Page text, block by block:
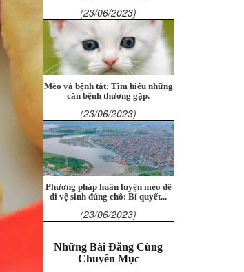
(23/06/2023)
Mèo và bệnh tật: Tìm hiểu những
căn bệnh thường gặp.
(23/06/2023)
Phương pháp huấn luyện mèo để
đi vệ sinh đúng chỗ: Bí quyết...
(23/06/2023)
Những Bài Đăng Cùng
Chuyên Mục